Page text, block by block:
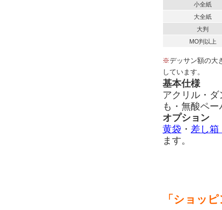
小全紙
大全紙
大判
MO判以上
※デッサン額の大
しています。
基本仕様
アクリル・
も・無酸ペ
オプション
黄袋 ・ 差し箱
ます。
「ショッ